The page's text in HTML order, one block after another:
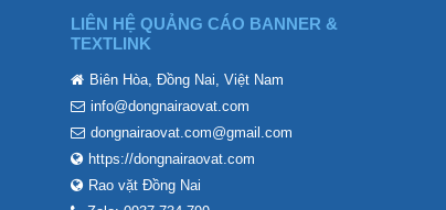
LIÊN HỆ QUẢNG CÁO BANNER &
TEXTLINK
Biên Hòa, Đồng Nai, Việt Nam
info@dongnairaovat.com
dongnairaovat.com@gmail.com
https://dongnairaovat.com
Rao vặt Đồng Nai